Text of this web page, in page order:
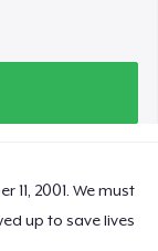
2001. We must
up to save lives